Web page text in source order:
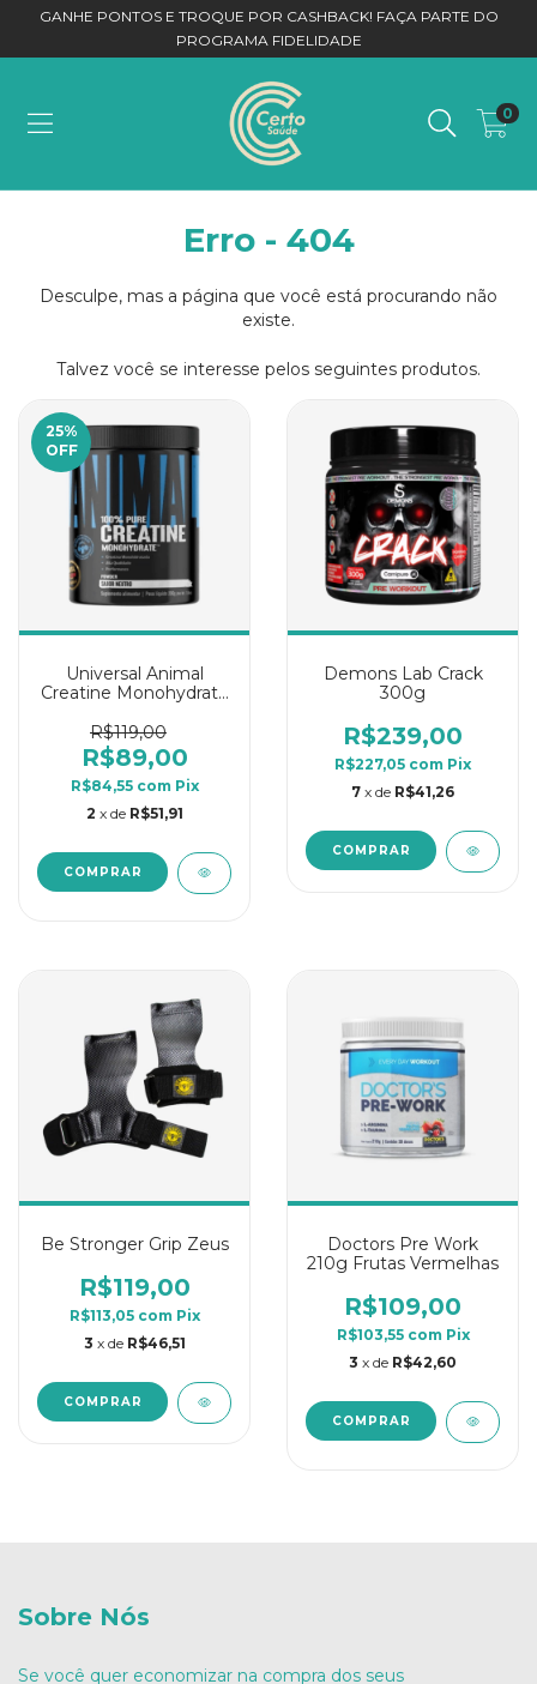
GANHE PONTOS E TROQUE POR CASHBACK! FAÇA PARTE DO
PROGRAMA FIDELIDADE
0
Erro - 404
Desculpe, mas a página que você está procurando não
existe.
Talvez você se interesse pelos seguintes produtos.
25%
OFF
Universal Animal
Creatine Monohydrate
Neutro
R$119,00
R$89,00
R$84,55 com Pix
2 x de R$51,91
Demons Lab Crack
300g
R$239,00
R$227,05 com Pix
7 x de R$41,26
COMPRAR
Be Stronger Grip Zeus
R$119,00
R$113,05 com Pix
3 x de R$46,51
COMPRAR
Doctors Pre Work
210g Frutas Vermelhas
R$109,00
R$103,55 com Pix
3 x de R$42,60
Sobre Nós
Se você quer economizar na compra dos seus